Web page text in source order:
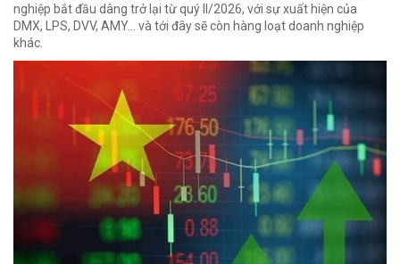
nghiệp bắt đầu dâng trở lại từ quý II/2026, với sự xuất hiện của
DMX, LPS, DVV, AMY... và tới đây sẽ còn hàng loạt doanh nghiệp
khác.